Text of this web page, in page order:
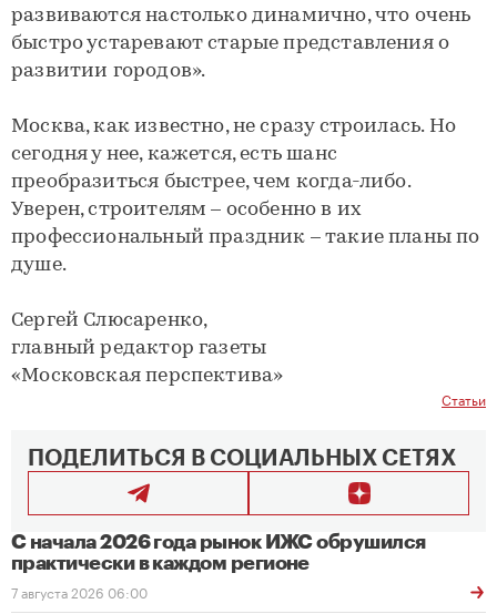
развиваются настолько динамично, что очень
быстро устаревают старые представления о
развитии городов».
Москва, как известно, не сразу строилась. Но
сегодня у нее, кажется, есть шанс
преобразиться быстрее, чем когда-либо.
Уверен, строителям – особенно в их
профессиональный праздник – такие планы по
душе.
Сергей Слюсаренко,
главный редактор газеты
«Московская перспектива»
Статьи
ПОДЕЛИТЬСЯ В СОЦИАЛЬНЫХ СЕТЯХ
С начала 2026 года рынок ИЖС обрушился
практически в каждом регионе
7 августа 2026 06:00